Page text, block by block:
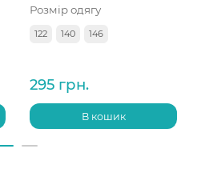
Розмір одягу
122 140 146
295 грн.
В кошик